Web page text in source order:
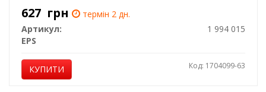
627 грн
термін 2 дн.
Артикул:
1 994 015
EPS
КУПИТИ Код: 1704099-63